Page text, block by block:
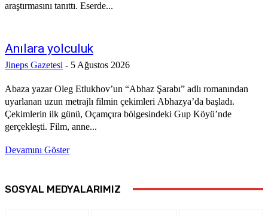
araştırmasını tanıttı. Eserde...
Anılara yolculuk
Jineps Gazetesi - 5 Ağustos 2026
Abaza yazar Oleg Etlukhov’un “Abhaz Şarabı” adlı romanından
uyarlanan uzun metrajlı filmin çekimleri Abhazya’da başladı.
Çekimlerin ilk günü, Oçamçıra bölgesindeki Gup Köyü’nde
gerçekleşti. Film, anne...
Devamını Göster
SOSYAL MEDYALARIMIZ